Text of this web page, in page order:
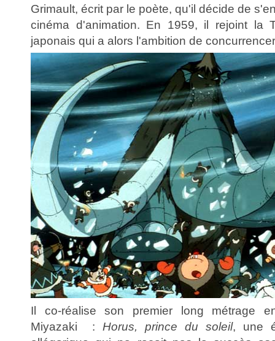
Grimault, écrit par le poète, qu'il décide de
cinéma d'animation. En 1959, il rejoint la
japonais qui a alors l'ambition de
Il co-réalise son premier long métrage
Miyazaki : Horus, prince du soleil, une